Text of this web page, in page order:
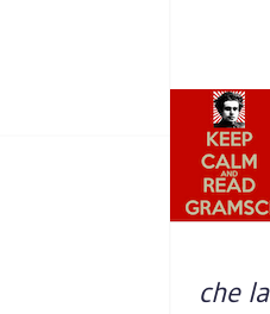
che